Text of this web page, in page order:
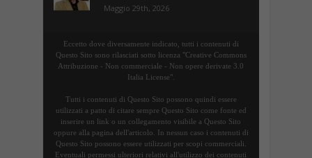
Maggio 29th, 2026
Eccetto dove diversamente indicato, tutti i contenuti di
Questo Sito sono rilasciati sotto licenza "Creative Commons
Attribuzione - Non commerciale - Non opere derivate 3.0
Italia License".
Tutti i contenuti di Questo Sito possono quindi essere
utilizzati a patto di citare sempre Questo Sito come fonte ed
inserire un link o un collegamento visibile a Questo Sito
oppure alla pagina dell'articolo. In nessun caso i contenuti di
Questo Sito possono essere utilizzati per scopi commerciali.
Eventuali permessi ulteriori relativi all'utilizzo dei contenuti